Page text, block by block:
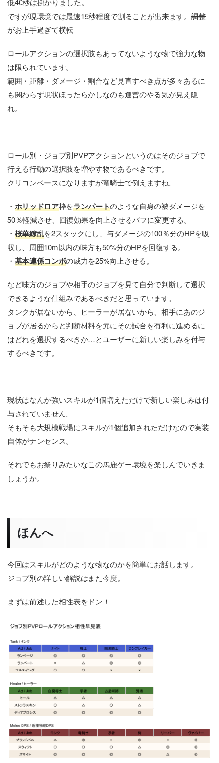
低40秒は掛かりました。
ですが現環境では最速15秒程度で割ることが出来ます。 調整
がお上手過ぎて横転
ロールアクションの選択肢もあってないような物で強力な物
は限られています。
範囲・距離・ダメージ・割合など見直すべき点が多々あるに
も関わらず現状ほったらかしなのも運営のやる気が見え隠
れ。
ロール別・ジョブ別PVPアクションというのはそのジョブで
行える行動の選択肢を増やす物であるべきです。
クリコンベースになりますが竜騎士で例えますね。
・ ホリッドロア枠をランパートのような自身の被ダメージを
50％軽減させ、回復効果を向上させるバフに変更する。
・ 桜華繚乱を2スタックにし、与ダメージの100％分のHPを吸
収し、周囲10m以内の味方も50%分のHPを回復する。
・ 基本連係コンボの威力を25%向上させる。
など味方のジョブや相手のジョブを見て自分で判断して選択
できるような仕組みであるべきだと思っています。
タンクが居ないから、ヒーラーが居ないから、相手にあのジ
ョブが居るからと判断材料を元にその試合を有利に進めるに
はどれを選択するべきか…とユーザーに新しい楽しみを付与
するべきです。
現状はなんか強いスキルが1個増えただけで新しい楽しみは付
与されていません。
そもそも大規模戦場にスキルが1個追加されただけなので実装
自体がナンセンス。
それでもお祭りみたいなこの馬鹿ゲー環境を楽しんでいきま
しょうか。
ほんへ
今回はスキルがどのような物なのかを簡単にお話します。
ジョブ別の詳しい解説はまた今度。
まずは前述した相性表をドン！